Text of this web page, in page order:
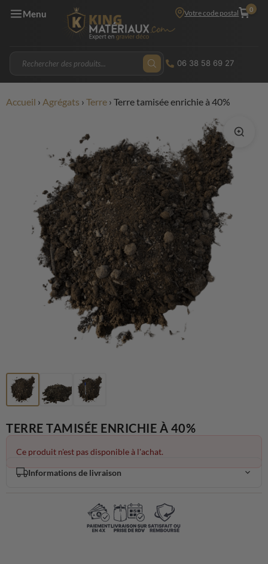
Menu Votre code postal 0
06 38 58 69 27
Accueil › Agrégats › Terre › Terre tamisée enrichie à 40%
TERRE TAMISÉE ENRICHIE À 40%
Ce produit n'est pas disponible à l'achat.
Informations de livraison